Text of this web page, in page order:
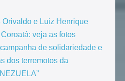
Orivaldo e Luiz Henrique
veja as fotos
de solidariedade e
dos terremotos da